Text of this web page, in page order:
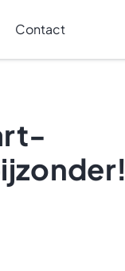
Contact